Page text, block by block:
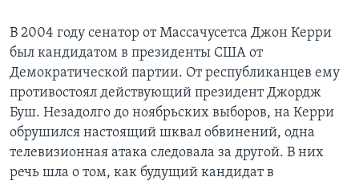
Learning English
СОЦИАЛЬНЫЕ СЕТИ
Языки
В 2004 году сенатор от Массачусетса Джон Керри
был кандидатом в президенты США от
Демократической партии. От республиканцев ему
противостоял действующий президент Джордж
Буш. Незадолго до ноябрьских выборов, на Керри
обрушился настоящий шквал обвинений, одна
телевизионная атака следовала за другой. В них
речь шла о том, как будущий кандидат в